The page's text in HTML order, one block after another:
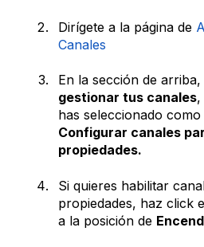
Dirígete a la página de
Canales
En la sección de
gestionar tus canales,
has seleccionado
Configurar canales
propiedades.
Si quieres habilitar
propiedades, haz click
a la posición de